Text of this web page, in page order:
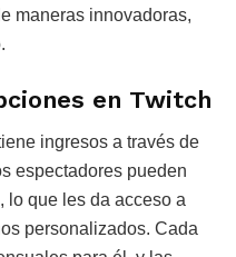
maneras innovadoras,
en Twitch
ingresos a través de
espectadores pueden
lo que les da acceso a
personalizados. Cada